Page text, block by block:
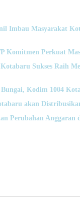
Imbau Masyarakat
Komitmen Perkuat
Sukses Raih
Kodim 1004
akan
Perubahan